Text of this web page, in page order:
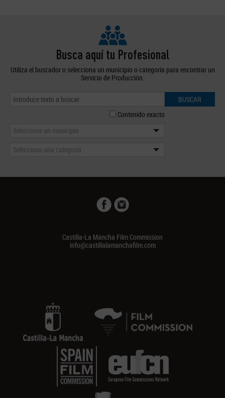
Busca aquí tu Profesional
Utiliza el buscador o selecciona un municipio o categoría para encontrar un
Servicio de Producción.
BUSCAR
Contenido exacto
Selecciona un municipio
Selecciona una categoría
Castilla-La Mancha Film Commission
info@castillalamanchafilm.com